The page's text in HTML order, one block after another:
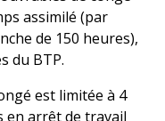
assimilé (par
de 150 heures),
du BTP.
est limitée à 4
en arrêt de travail